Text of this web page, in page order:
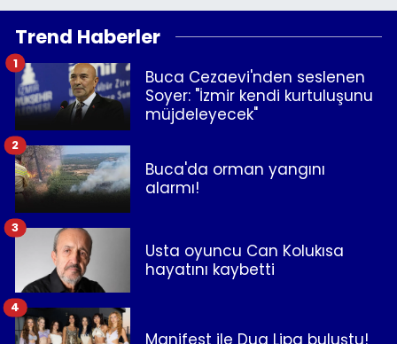
Trend Haberler
Buca Cezaevi'nden seslenen
Soyer: "İzmir kendi kurtuluşunu
müjdeleyecek"
1
Buca'da orman yangını
alarmı!
2
Usta oyuncu Can Kolukısa
hayatını kaybetti
3
4